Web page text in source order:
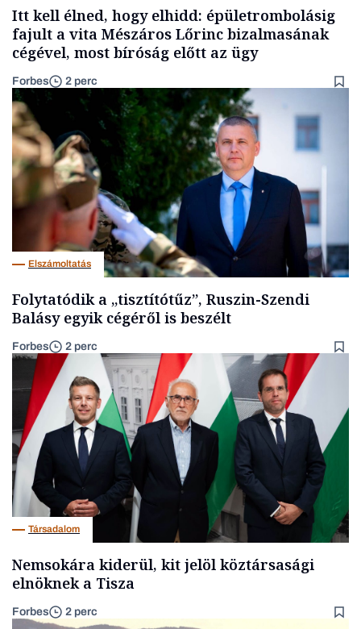
Itt kell élned, hogy elhidd: épületrombolásig
fajult a vita Mészáros Lőrinc bizalmasának
cégével, most bíróság előtt az ügy
Forbes 2 perc
Elszámoltatás
Folytatódik a „tisztítótűz”, Ruszin-Szendi
Balásy egyik cégéről is beszélt
Forbes 2 perc
Társadalom
Nemsokára kiderül, kit jelöl köztársasági
elnöknek a Tisza
Forbes 2 perc